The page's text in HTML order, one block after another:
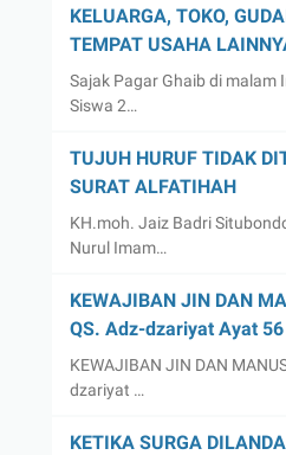
KELUARGA, TOKO,
TEMPAT USAHA
Sajak Pagar Ghaib di malam
Siswa 2…
TUJUH HURUF TIDAK
SURAT ALFATIHAH
KH.moh. Jaiz Badri
Nurul Imam…
KEWAJIBAN JIN DAN
QS. Adz-dzariyat Ayat 56
KEWAJIBAN JIN DAN
dzariyat …
KETIKA SURGA